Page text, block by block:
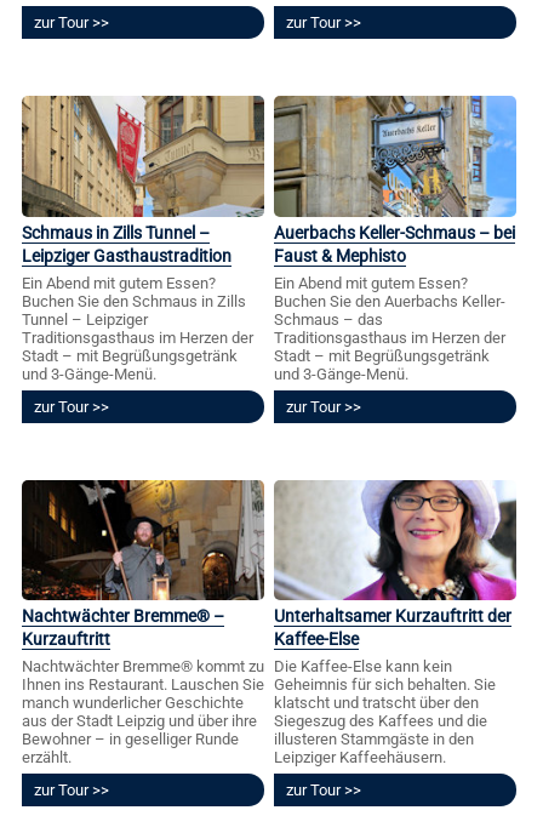
zur Tour
zur Tour
Schmaus in Zills Tunnel –
Leipziger Gasthaustradition
Ein Abend mit gutem Essen?
Buchen Sie den Schmaus in Zills
Tunnel – Leipziger
Traditionsgasthaus im Herzen der
Stadt – mit Begrüßungsgetränk
und 3-Gänge-Menü.
zur Tour
Auerbachs Keller-Schmaus – bei
Faust & Mephisto
Ein Abend mit gutem Essen?
Buchen Sie den Auerbachs Keller-
Schmaus – das
Traditionsgasthaus im Herzen der
Stadt – mit Begrüßungsgetränk
und 3-Gänge-Menü.
zur Tour
Nachtwächter Bremme® –
Kurzauftritt
Nachtwächter Bremme® kommt zu
Ihnen ins Restaurant. Lauschen Sie
manch wunderlicher Geschichte
aus der Stadt Leipzig und über ihre
Bewohner – in geselliger Runde
erzählt.
zur Tour
Unterhaltsamer Kurzauftritt der
Kaffee-Else
Die Kaffee-Else kann kein
Geheimnis für sich behalten. Sie
klatscht und tratscht über den
Siegeszug des Kaffees und die
illusteren Stammgäste in den
Leipziger Kaffeehäusern.
zur Tour